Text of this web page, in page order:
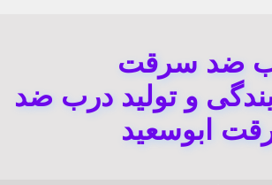
ضد سرقت
و تولید درب ضد
ابوسعید